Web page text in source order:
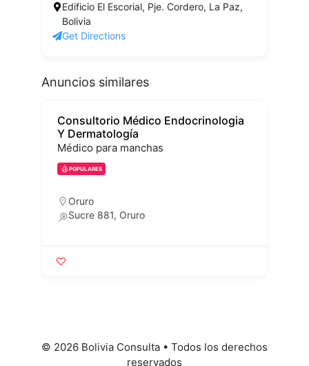
Edificio El Escorial, Pje. Cordero, La Paz,
Bolivia
Get Directions
Anuncios similares
Consultorio Médico Endocrinologia
Y Dermatología
Médico para manchas
POPULARES
Oruro
Sucre 881, Oruro
© 2026 Bolivia Consulta • Todos los derechos
reservados